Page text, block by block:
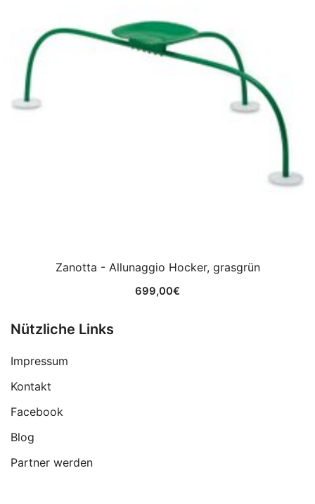
Zanotta - Allunaggio Hocker, grasgrün
699,00€
Nützliche Links
Impressum
Kontakt
Facebook
Blog
Partner werden